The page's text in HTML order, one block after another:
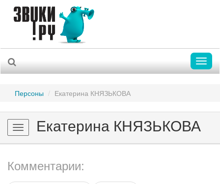
Персоны Екатерина КНЯЗЬКОВА
Toggle
navigation
Екатерина КНЯЗЬКОВА
Комментарии: